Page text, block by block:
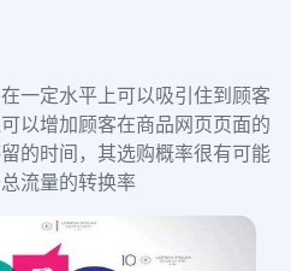
一定水平上可以吸引住到顾客
以增加顾客在商品网页页面的
的时间，其选购概率很有可能
流量的转换率